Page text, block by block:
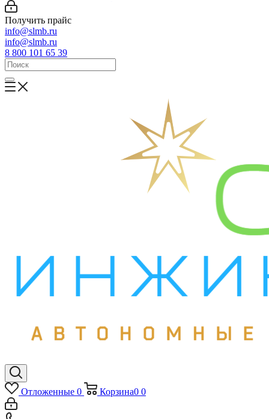
Получить прайс
info@slmb.ru
info@slmb.ru
8 800 101 65 39
Отложенные 0 Корзина0 0